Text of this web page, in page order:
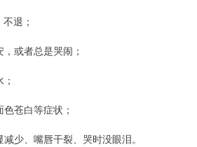
退；
或者总是哭闹；
苍白等症状；
少、嘴唇干裂、哭时没眼泪。